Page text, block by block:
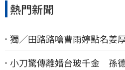
熱門新聞
獨／田路路嗆曹雨婷點名姜
小刀驚傳離婚台玻千金 孫